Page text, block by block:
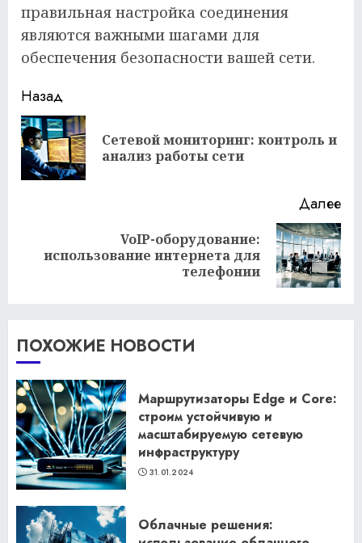
правильная настройка соединения
являются важными шагами для
обеспечения безопасности вашей сети.
Продолжить
чтение
Назад
Сетевой мониторинг: контроль и
анализ работы сети
Далее
Следующая
VoIP-оборудование:
использование интернета для
телефонии
ПОХОЖИЕ НОВОСТИ
Маршрутизаторы Edge и Core:
строим устойчивую и
масштабируемую сетевую
инфраструктуру
31.01.2024
Облачные решения: